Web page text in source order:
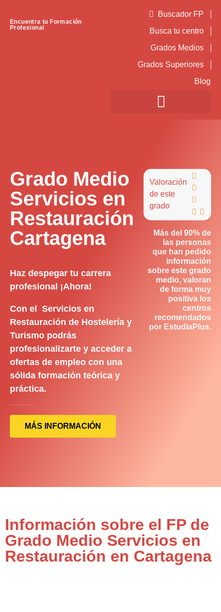
Encuentra tu Formación
Profesional
Buscador FP
Busca tu centro
Grados Medios
Grados Superiores
Blog
Grado Medio
Servicios en
Restauración
Cartagena
Haz despegar tu carrera
profesional ¡Ahora!
Con el Servicios en
Restauración de Hostelería y
Turismo podrás
profesionalizarte y acceder a
ofertas de empleo con una
sólida formación teórica y
práctica.
MÁS INFORMACIÓN
Valoración
de este
grado



 
Más del 90% de
las personas
que han pedido
información
sobre este grado
medio, valoran
de forma muy
positiva los
centros
recomendados
por EstudiaPlus.
Información sobre el FP de
Grado Medio Servicios en
Restauración en Cartagena